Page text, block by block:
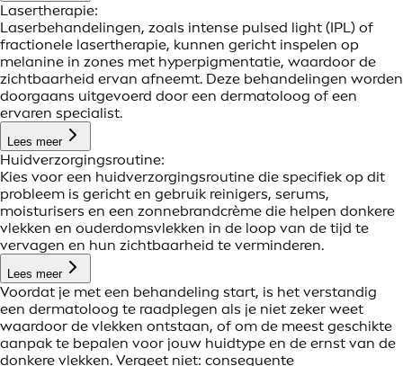
Lasertherapie:
Laserbehandelingen, zoals intense pulsed light (IPL) of
fractionele lasertherapie, kunnen gericht inspelen op
melanine in zones met hyperpigmentatie, waardoor de
zichtbaarheid ervan afneemt. Deze behandelingen worden
doorgaans uitgevoerd door een dermatoloog of een
ervaren specialist.
Lees meer
Huidverzorgingsroutine:
Kies voor een huidverzorgingsroutine die specifiek op dit
probleem is gericht en gebruik reinigers, serums,
moisturisers en een zonnebrandcrème die helpen donkere
vlekken en ouderdomsvlekken in de loop van de tijd te
vervagen en hun zichtbaarheid te verminderen.
Lees meer
Voordat je met een behandeling start, is het verstandig
een dermatoloog te raadplegen als je niet zeker weet
waardoor de vlekken ontstaan, of om de meest geschikte
aanpak te bepalen voor jouw huidtype en de ernst van de
donkere vlekken. Vergeet niet: consequente